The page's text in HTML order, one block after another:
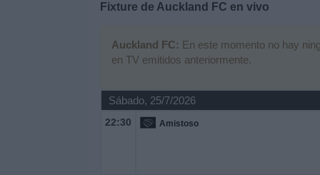
Fixture de Auckland FC en vivo
Auckland FC: En este momento no hay
en TV emitidos anteriormente.
Sábado, 25/7/2026
22:30 Amistoso